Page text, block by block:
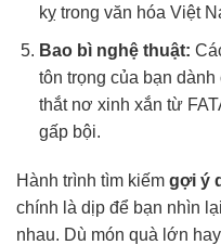
kỵ trong văn hóa Việt
Bao bì nghệ thuật:
tôn trọng của bạn
thắt nơ xinh xắn từ
gấp bội.
Hành trình tìm kiếm gợi ý
chính là dịp để bạn nhìn
nhau. Dù món quà lớn